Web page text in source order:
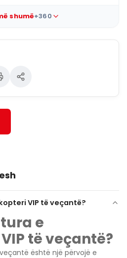
të gjatë(mund të ndalohen
shumë+360
VIP të veçantë?
e
të veçantë?
është një përvojë e